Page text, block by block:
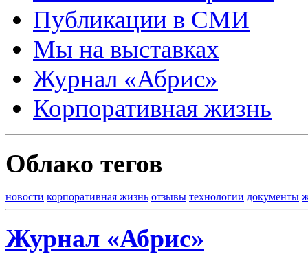
Публикации в СМИ
Мы на выставках
Журнал «Абрис»
Корпоративная жизнь
Облако тегов
новости корпоративная жизнь отзывы технологии документы
Журнал «Абрис»